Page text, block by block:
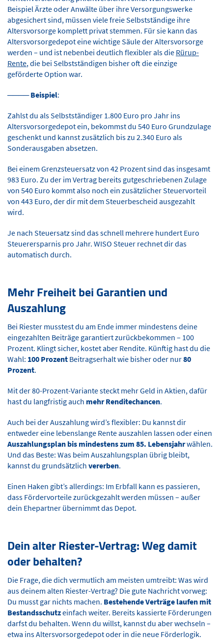
Beispiel Ärzte oder Anwälte über ihre Versorgungswerke
abgesichert sind, müssen viele freie Selbstständige ihre
Altersvorsorge komplett privat stemmen. Für sie kann das
Altersvorsorgedepot eine wichtige Säule der Altersvorsorge
werden – und ist nebenbei deutlich flexibler als die Rürup-
Rente, die bei Selbstständigen bisher oft die einzige
geförderte Option war.
────Beispiel:
Zahlst du als Selbstständiger 1.800 Euro pro Jahr ins
Altersvorsorgedepot ein, bekommst du 540 Euro Grundzulage
geschenkt und kannst zusätzlich bis zu 2.340 Euro als
Sonderausgaben absetzen.
Bei einem Grenzsteuersatz von 42 Prozent sind das insgesamt
983 Euro. Zu der im Vertrag bereits gutgeschriebenen Zulage
von 540 Euro kommt also noch ein zusätzlicher Steuervorteil
von 443 Euro, der dir mit dem Steuerbescheid ausgezahlt
wird.
Je nach Steuersatz sind das schnell mehrere hundert Euro
Steuerersparnis pro Jahr. WISO Steuer rechnet dir das
automatisch durch.
Mehr Freiheit bei Garantien und
Auszahlung
Bei Riester musstest du am Ende immer mindestens deine
eingezahlten Beiträge garantiert zurückbekommen – 100
Prozent. Klingt sicher, kostet aber Rendite. Künftig hast du die
Wahl: 100 Prozent Beitragserhalt wie bisher oder nur80
Prozent.
Mit der 80-Prozent-Variante steckt mehr Geld in Aktien, dafür
hast du langfristig auch mehr Renditechancen.
Auch bei der Auszahlung wird’s flexibler: Du kannst dir
entweder eine lebenslange Rente auszahlen lassen oder einen
Auszahlungsplan bis mindestens zum 85. Lebensjahrwählen.
Und das Beste: Was beim Auszahlungsplan übrig bleibt,
kannst du grundsätzlich vererben.
Einen Haken gibt’s allerdings: Im Erbfall kann es passieren,
dass Fördervorteile zurückgezahlt werden müssen – außer
dein Ehepartner übernimmt das Depot.
Dein alter Riester-Vertrag: Weg damit
oder behalten?
Die Frage, die dich vermutlich am meisten umtreibt: Was wird
aus deinem alten Riester-Vertrag? Die gute Nachricht vorweg:
Du musst gar nichts machen. Bestehende Verträge laufen mit
Bestandsschutzeinfach weiter. Bereits kassierte Förderungen
darfst du behalten. Wenn du willst, kannst du aber wechseln –
etwa ins Altersvorsorgedepot oder in die neue Förderlogik.